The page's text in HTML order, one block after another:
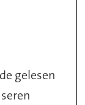
gelesen